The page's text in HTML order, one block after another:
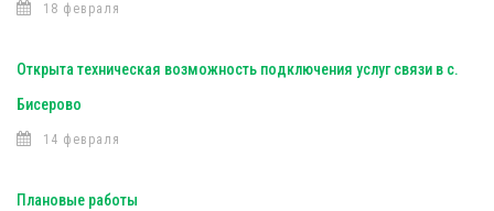
18 февраля
Открыта техническая возможность подключения услуг связи в с.
Бисерово
14 февраля
Плановые работы